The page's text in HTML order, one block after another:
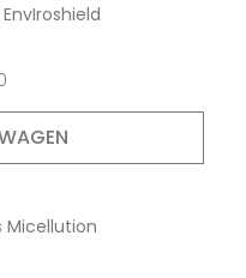
Micellution